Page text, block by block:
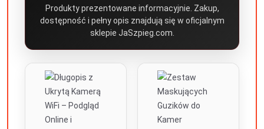
Produkty prezentowane informacyjnie. Zakup,
dostępność i pełny opis znajdują się w oficjalnym
sklepie JaSzpieg.com.